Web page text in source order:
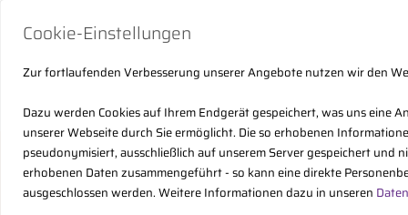
Cookie-Einstellungen
Zur fortlaufenden Verbesserung unserer Angebote nutzen wir den
Dazu werden Cookies auf Ihrem Endgerät gespeichert, was uns eine
unserer Webseite durch Sie ermöglicht. Die so erhobenen
pseudonymisiert, ausschließlich auf unserem Server gespeichert und
erhobenen Daten zusammengeführt - so kann eine direkte
ausgeschlossen werden. Weitere Informationen dazu in unseren